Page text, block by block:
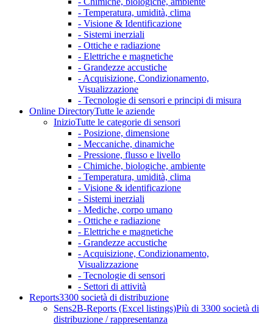
- Temperatura, umidità, clima
- Visione & Identificazione
- Sistemi inerziali
- Ottiche e radiazione
- Elettriche e magnetiche
- Grandezze accustiche
- Acquisizione, Condizionamento,
Visualizzazione
- Tecnologie di sensori e principi di misura
Online DirectoryTutte le aziende
InizioTutte le categorie di sensori
- Posizione, dimensione
- Meccaniche, dinamiche
- Pressione, flusso e livello
- Chimiche, biologiche, ambiente
- Temperatura, umidità, clima
- Visione & identificazione
- Sistemi inerziali
- Mediche, corpo umano
- Ottiche e radiazione
- Elettriche e magnetiche
- Grandezze accustiche
- Acquisizione, Condizionamento,
Visualizzazione
- Tecnologie di sensori
- Settori di attività
Reports3300 società di distribuzione
Sens2B-Reports (Excel listings)Più di 3300 società di
distribuzione / rappresentanza